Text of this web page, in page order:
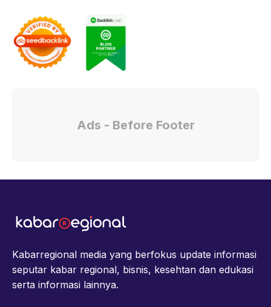
Ads - Before Footer
Kabarregional media yang berfokus update informasi
seputar kabar regional, bisnis, kesehtan dan edukasi
serta informasi lainnya.